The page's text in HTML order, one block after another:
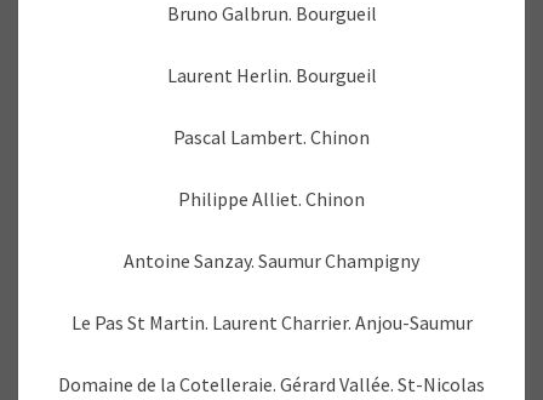
Bruno Galbrun. Bourgueil
Laurent Herlin. Bourgueil
Pascal Lambert. Chinon
Philippe Alliet. Chinon
Antoine Sanzay. Saumur Champigny
Le Pas St Martin. Laurent Charrier. Anjou-Saumur
Domaine de la Cotelleraie. Gérard Vallée. St-Nicolas